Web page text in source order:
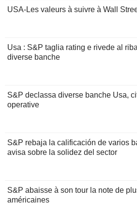
USA-Les valeurs à suivre à Wall
Usa : S&P taglia rating e rivede al
diverse banche
S&P declassa diverse banche Usa,
operative
S&P rebaja la calificación de varios
avisa sobre la solidez del sector
S&P abaisse à son tour la note de
américaines